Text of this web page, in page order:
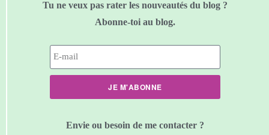
Tu ne veux pas rater les nouveautés du blog ?
Abonne-toi au blog.
JE M'ABONNE
Envie ou besoin de me contacter ?